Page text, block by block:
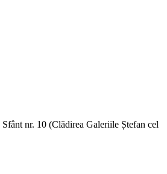
nr. 10 (Clădirea Galeriile Ștefan cel